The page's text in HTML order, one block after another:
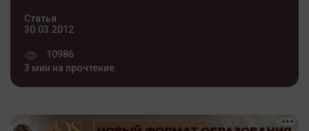
Статья
30.03.2012
10986
3 мин на прочтение